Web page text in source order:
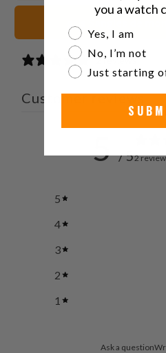
2 reviews
Customer reviews
5 / 52
5
4
3
2
1
Ask a question
you a watch
Are you a watch
Yes, I am
No, I’m not
Just starting